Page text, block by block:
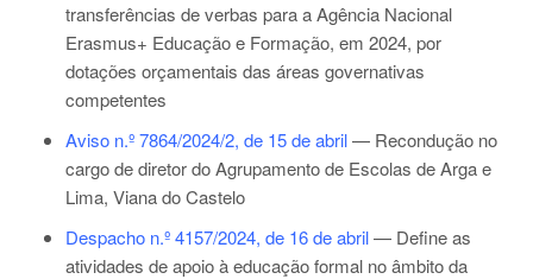
transferências de verbas para a Agência Nacional
Erasmus+ Educação e Formação, em 2024, por
dotações orçamentais das áreas governativas
competentes
Aviso n.º 7864/2024/2, de 15 de abril— Recondução no
cargo de diretor do Agrupamento de Escolas de Arga e
Lima, Viana do Castelo
Despacho n.º 4157/2024, de 16 de abril— Define as
atividades de apoio à educação formal no âmbito da